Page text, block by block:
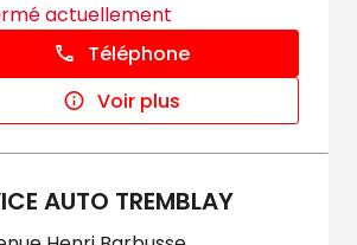
actuellement
Téléphone
Voir plus
AUTO TREMBLAY